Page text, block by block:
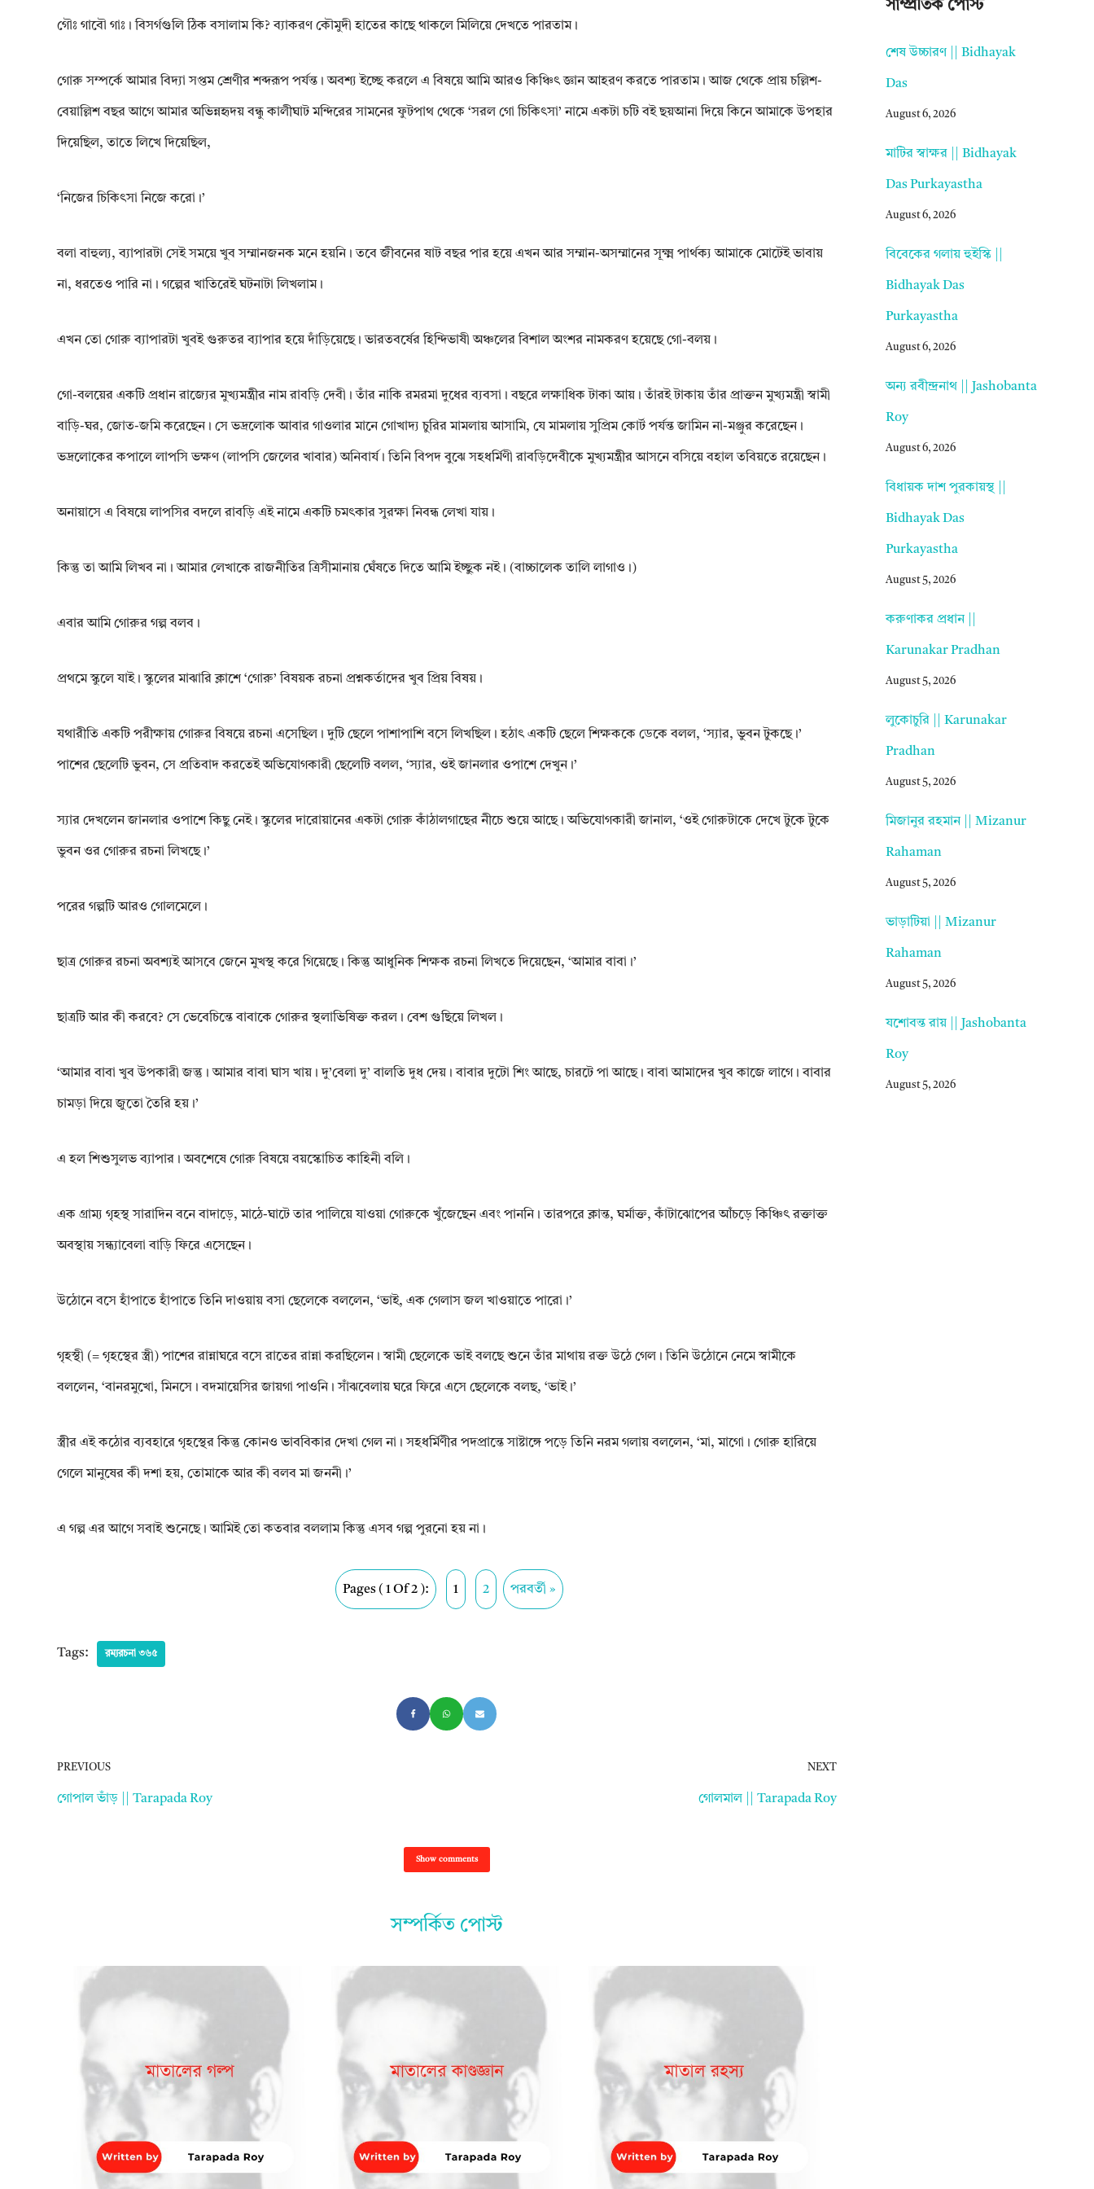
গৌঃ গাবৌ গাঃ। বিসর্গগুলি ঠিক বসালাম কি? ব্যাকরণ কৌমুদী হাতের কাছে থাকলে মিলিয়ে দেখতে পারতাম।
গোরু সম্পর্কে আমার বিদ্যা সপ্তম শ্রেণীর শব্দরূপ পর্যন্ত। অবশ্য ইচ্ছে করলে এ বিষয়ে আমি আরও কিঞ্চিৎ জ্ঞান আহরণ করতে পারতাম। আজ থেকে প্রায় চল্লিশ-
বেয়াল্লিশ বছর আগে আমার অভিন্নহৃদয় বন্ধু কালীঘাট মন্দিরের সামনের ফুটপাথ থেকে ‘সরল গো চিকিৎসা’ নামে একটা চটি বই ছয়আনা দিয়ে কিনে আমাকে উপহার
দিয়েছিল, তাতে লিখে দিয়েছিল,
‘নিজের চিকিৎসা নিজে করো।’
বলা বাহুল্য, ব্যাপারটা সেই সময়ে খুব সম্মানজনক মনে হয়নি। তবে জীবনের ষাট বছর পার হয়ে এখন আর সম্মান-অসম্মানের সূক্ষ্ম পার্থক্য আমাকে মোটেই ভাবায়
না, ধরতেও পারি না। গল্পের খাতিরেই ঘটনাটা লিখলাম।
এখন তো গোরু ব্যাপারটা খুবই গুরুতর ব্যাপার হয়ে দাঁড়িয়েছে। ভারতবর্ষের হিন্দিভাষী অঞ্চলের বিশাল অংশর নামকরণ হয়েছে গো-বলয়।
গো-বলয়ের একটি প্রধান রাজ্যের মুখ্যমন্ত্রীর নাম রাবড়ি দেবী। তাঁর নাকি রমরমা দুধের ব্যবসা। বছরে লক্ষাধিক টাকা আয়। তাঁরই টাকায় তাঁর প্রাক্তন মুখ্যমন্ত্রী স্বামী
বাড়ি-ঘর, জোত-জমি করেছেন। সে ভদ্রলোক আবার গাওলার মানে গোখাদ্য চুরির মামলায় আসামি, যে মামলায় সুপ্রিম কোর্ট পর্যন্ত জামিন না-মঞ্জুর করেছেন।
ভদ্রলোকের কপালে লাপসি ভক্ষণ (লাপসি জেলের খাবার) অনিবার্য। তিনি বিপদ বুঝে সহধর্মিণী রাবড়িদেবীকে মুখ্যমন্ত্রীর আসনে বসিয়ে বহাল তবিয়তে রয়েছেন।
অনায়াসে এ বিষয়ে লাপসির বদলে রাবড়ি এই নামে একটি চমৎকার সুরক্ষা নিবন্ধ লেখা যায়।
কিন্তু তা আমি লিখব না। আমার লেখাকে রাজনীতির ত্রিসীমানায় ঘেঁষতে দিতে আমি ইচ্ছুক নই। (বাচ্চালেক তালি লাগাও।)
এবার আমি গোরুর গল্প বলব।
প্রথমে স্কুলে যাই। স্কুলের মাঝারি ক্লাশে ‘গোরু’ বিষয়ক রচনা প্রশ্নকর্তাদের খুব প্রিয় বিষয়।
যথারীতি একটি পরীক্ষায় গোরুর বিষয়ে রচনা এসেছিল। দুটি ছেলে পাশাপাশি বসে লিখছিল। হঠাৎ একটি ছেলে শিক্ষককে ডেকে বলল, ‘স্যার, ভুবন টুকছে।’
পাশের ছেলেটি ভুবন, সে প্রতিবাদ করতেই অভিযোগকারী ছেলেটি বলল, ‘স্যার, ওই জানলার ওপাশে দেখুন।’
স্যার দেখলেন জানলার ওপাশে কিছু নেই। স্কুলের দারোয়ানের একটা গোরু কাঁঠালগাছের নীচে শুয়ে আছে। অভিযোগকারী জানাল, ‘ওই গোরুটাকে দেখে টুকে টুকে
ভুবন ওর গোরুর রচনা লিখছে।’
পরের গল্পটি আরও গোলমেলে।
ছাত্র গোরুর রচনা অবশ্যই আসবে জেনে মুখস্থ করে গিয়েছে। কিন্তু আধুনিক শিক্ষক রচনা লিখতে দিয়েছেন, ‘আমার বাবা।’
ছাত্রটি আর কী করবে? সে ভেবেচিন্তে বাবাকে গোরুর স্থলাভিষিক্ত করল। বেশ গুছিয়ে লিখল।
‘আমার বাবা খুব উপকারী জন্তু। আমার বাবা ঘাস খায়। দু’বেলা দু’ বালতি দুধ দেয়। বাবার দুটো শিং আছে, চারটে পা আছে। বাবা আমাদের খুব কাজে লাগে। বাবার
চামড়া দিয়ে জুতো তৈরি হয়।’
এ হল শিশুসুলভ ব্যাপার। অবশেষে গোরু বিষয়ে বয়স্কোচিত কাহিনী বলি।
এক গ্রাম্য গৃহস্থ সারাদিন বনে বাদাড়ে, মাঠে-ঘাটে তার পালিয়ে যাওয়া গোরুকে খুঁজেছেন এবং পাননি। তারপরে ক্লান্ত, ঘর্মাক্ত, কাঁটাঝোপের আঁচড়ে কিঞ্চিৎ রক্তাক্ত
অবস্থায় সন্ধ্যাবেলা বাড়ি ফিরে এসেছেন।
উঠোনে বসে হাঁপাতে হাঁপাতে তিনি দাওয়ায় বসা ছেলেকে বললেন, ‘ভাই, এক গেলাস জল খাওয়াতে পারো।’
গৃহস্থী (= গৃহস্থের স্ত্রী) পাশের রান্নাঘরে বসে রাতের রান্না করছিলেন। স্বামী ছেলেকে ভাই বলছে শুনে তাঁর মাথায় রক্ত উঠে গেল। তিনি উঠোনে নেমে স্বামীকে
বললেন, ‘বানরমুখো, মিনসে। বদমায়েসির জায়গা পাওনি। সাঁঝবেলায় ঘরে ফিরে এসে ছেলেকে বলছ, ‘ভাই।’
স্ত্রীর এই কঠোর ব্যবহারে গৃহস্থের কিন্তু কোনও ভাববিকার দেখা গেল না। সহধর্মিণীর পদপ্রান্তে সাষ্টাঙ্গে পড়ে তিনি নরম গলায় বললেন, ‘মা, মাগো। গোরু হারিয়ে
গেলে মানুষের কী দশা হয়, তোমাকে আর কী বলব মা জননী।’
এ গল্প এর আগে সবাই শুনেছে। আমিই তো কতবার বললাম কিন্তু এসব গল্প পুরনো হয় না।
Pages ( 1 Of 2 ): 1 2 পরবর্তী »
Tags: রম্যরচনা ৩৬৫
PREVIOUS
গোপাল ভাঁড় || Tarapada Roy
NEXT
গোলমাল || Tarapada Roy
Show comments
সম্পর্কিত পোস্ট
সাম্প্রতিক পোস্ট
শেষ উচ্চারণ || Bidhayak
Das
August 6, 2026
মাটির স্বাক্ষর || Bidhayak
Das Purkayastha
August 6, 2026
বিবেকের গলায় হুইস্কি ||
Bidhayak Das
Purkayastha
August 6, 2026
অন্য রবীন্দ্রনাথ || Jashobanta
Roy
August 6, 2026
বিধায়ক দাশ পুরকায়স্থ ||
Bidhayak Das
Purkayastha
August 5, 2026
করুণাকর প্রধান ||
Karunakar Pradhan
August 5, 2026
লুকোচুরি || Karunakar
Pradhan
August 5, 2026
মিজানুর রহমান || Mizanur
Rahaman
August 5, 2026
ভাড়াটিয়া || Mizanur
Rahaman
August 5, 2026
যশোবন্ত রায় || Jashobanta
Roy
August 5, 2026